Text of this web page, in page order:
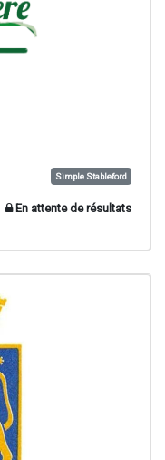
Simple Stableford
En attente de résultats